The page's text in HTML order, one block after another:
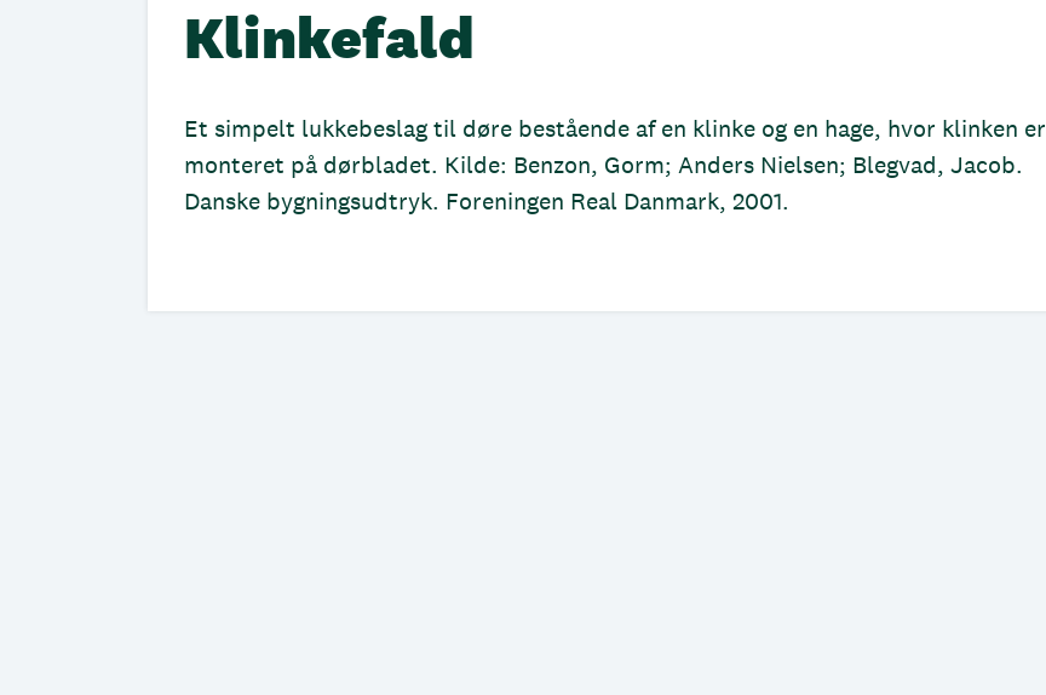
Klinkefald
Et simpelt lukkebeslag til døre bestående af en klinke og en hage, hvor klinken er
monteret på dørbladet. Kilde: Benzon, Gorm; Anders Nielsen; Blegvad, Jacob.
Danske bygningsudtryk. Foreningen Real Danmark, 2001.